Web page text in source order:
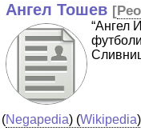
Ангел Тошев [
“Ангел
(Negapedia) (Wikipedia